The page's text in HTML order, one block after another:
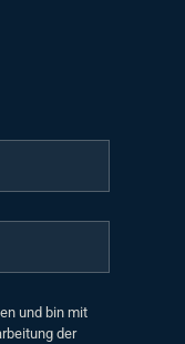
und bin mit
der